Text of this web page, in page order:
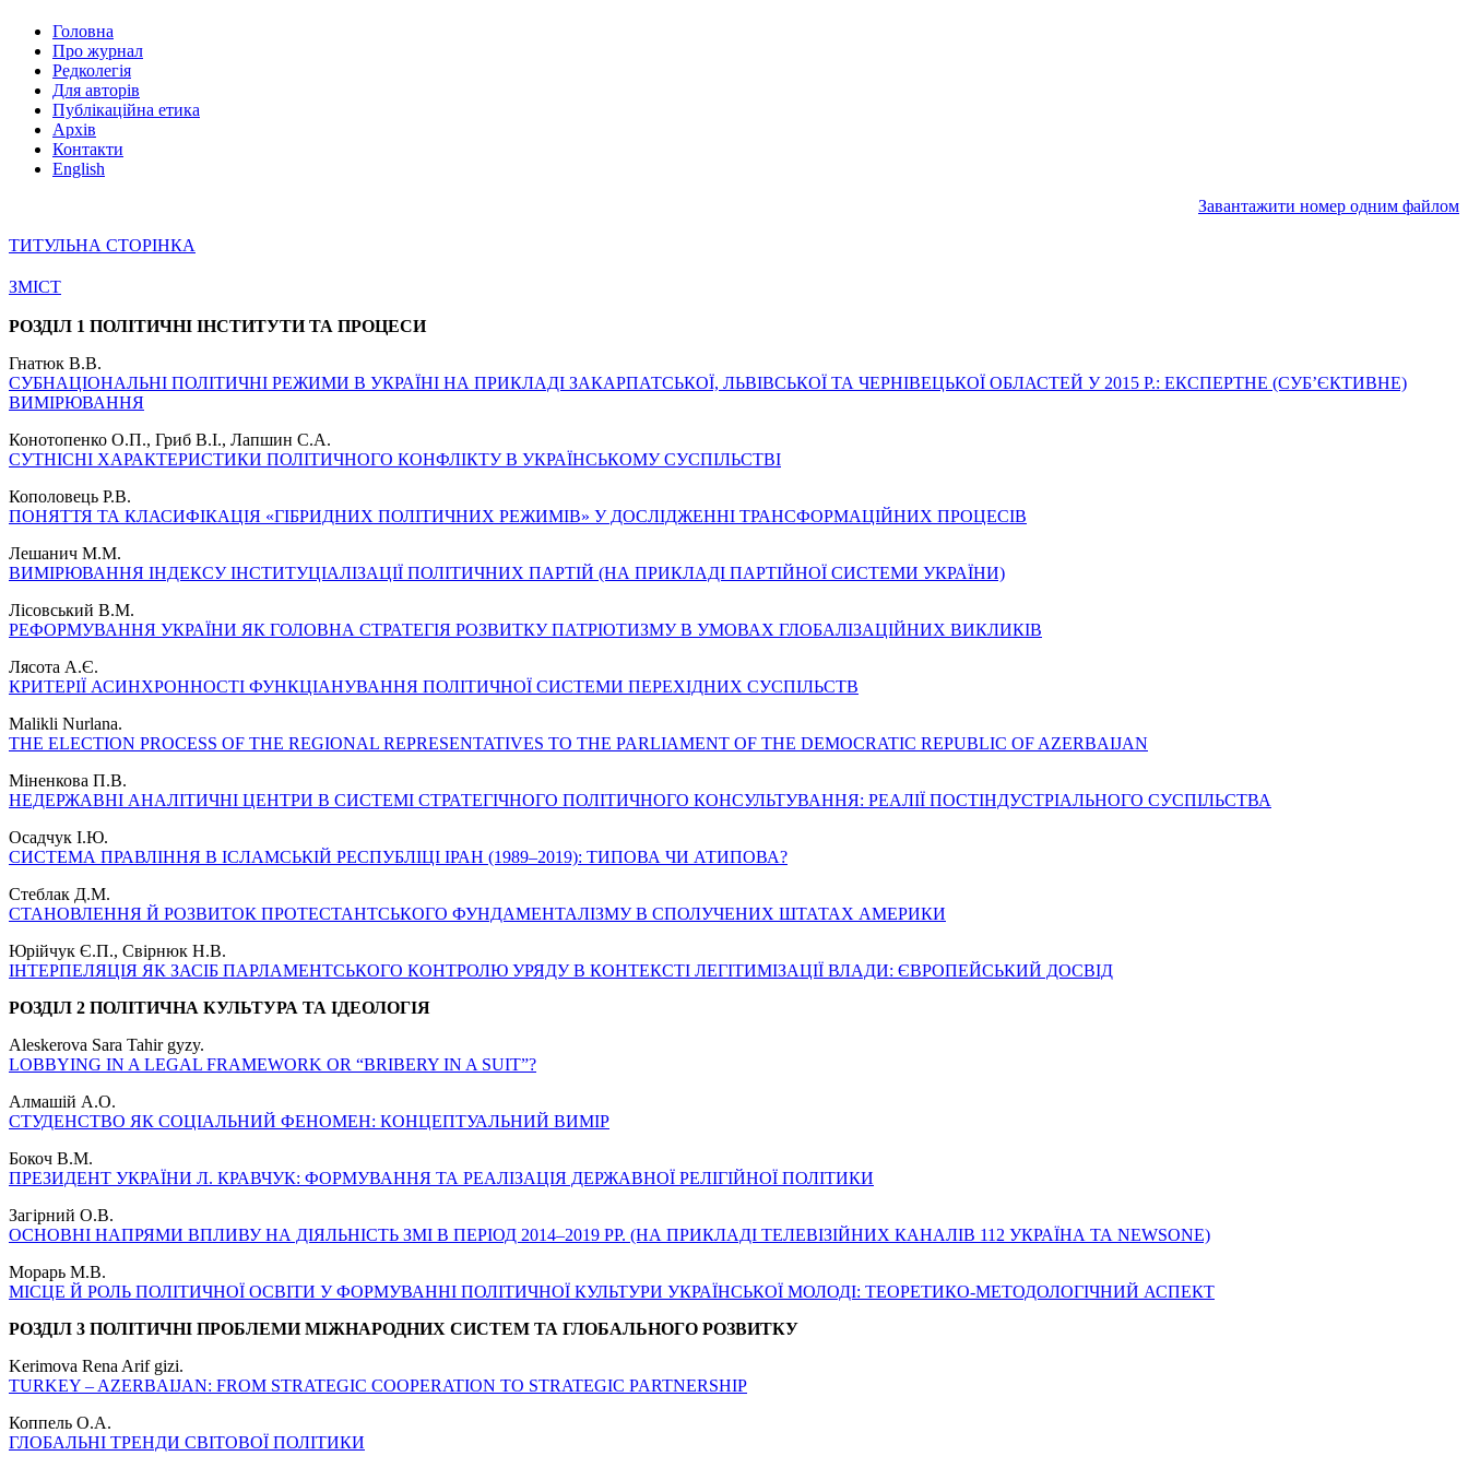
Головна
Про журнал
Редколегія
Для авторів
Публікаційна етика
Архів
Контакти
English
Завантажити номер одним файлом
ТИТУЛЬНА СТОРІНКА
ЗМІСТ
РОЗДІЛ 1 ПОЛІТИЧНІ ІНСТИТУТИ ТА ПРОЦЕСИ
Гнатюк В.В.
СУБНАЦІОНАЛЬНІ ПОЛІТИЧНІ РЕЖИМИ В УКРАЇНІ НА ПРИКЛАДІ ЗАКАРПАТСЬКОЇ, ЛЬВІВСЬКОЇ ТА ЧЕРНІВЕЦЬКОЇ ОБЛАСТЕЙ У 2015 Р.: ЕКСПЕРТНЕ (СУБ’ЄКТИВНЕ)
ВИМІРЮВАННЯ
Конотопенко О.П., Гриб В.І., Лапшин С.А.
СУТНІСНІ ХАРАКТЕРИСТИКИ ПОЛІТИЧНОГО КОНФЛІКТУ В УКРАЇНСЬКОМУ СУСПІЛЬСТВІ
Кополовець Р.В.
ПОНЯТТЯ ТА КЛАСИФІКАЦІЯ «ГІБРИДНИХ ПОЛІТИЧНИХ РЕЖИМІВ» У ДОСЛІДЖЕННІ ТРАНСФОРМАЦІЙНИХ ПРОЦЕСІВ
Лешанич М.М.
ВИМІРЮВАННЯ ІНДЕКСУ ІНСТИТУЦІАЛІЗАЦІЇ ПОЛІТИЧНИХ ПАРТІЙ (НА ПРИКЛАДІ ПАРТІЙНОЇ СИСТЕМИ УКРАЇНИ)
Лісовський В.М.
РЕФОРМУВАННЯ УКРАЇНИ ЯК ГОЛОВНА СТРАТЕГІЯ РОЗВИТКУ ПАТРІОТИЗМУ В УМОВАХ ГЛОБАЛІЗАЦІЙНИХ ВИКЛИКІВ
Лясота А.Є.
КРИТЕРІЇ АСИНХРОННОСТІ ФУНКЦІАНУВАННЯ ПОЛІТИЧНОЇ СИСТЕМИ ПЕРЕХІДНИХ СУСПІЛЬСТВ
Malikli Nurlana.
THE ELECTION PROCESS OF THE REGIONAL REPRESENTATIVES TO THE PARLIAMENT OF THE DEMOCRATIC REPUBLIC OF AZERBAIJAN
Міненкова П.В.
НЕДЕРЖАВНІ АНАЛІТИЧНІ ЦЕНТРИ В СИСТЕМІ СТРАТЕГІЧНОГО ПОЛІТИЧНОГО КОНСУЛЬТУВАННЯ: РЕАЛІЇ ПОСТІНДУСТРІАЛЬНОГО СУСПІЛЬСТВА
Осадчук І.Ю.
СИСТЕМА ПРАВЛІННЯ В ІСЛАМСЬКІЙ РЕСПУБЛІЦІ ІРАН (1989–2019): ТИПОВА ЧИ АТИПОВА?
Стеблак Д.М.
СТАНОВЛЕННЯ Й РОЗВИТОК ПРОТЕСТАНТСЬКОГО ФУНДАМЕНТАЛІЗМУ В СПОЛУЧЕНИХ ШТАТАХ АМЕРИКИ
Юрійчук Є.П., Свірнюк Н.В.
ІНТЕРПЕЛЯЦІЯ ЯК ЗАСІБ ПАРЛАМЕНТСЬКОГО КОНТРОЛЮ УРЯДУ В КОНТЕКСТІ ЛЕГІТИМІЗАЦІЇ ВЛАДИ: ЄВРОПЕЙСЬКИЙ ДОСВІД
РОЗДІЛ 2 ПОЛІТИЧНА КУЛЬТУРА ТА ІДЕОЛОГІЯ
Aleskerova Sara Tahir gyzy.
LOBBYING IN A LEGAL FRAMEWORK OR “BRIBERY IN A SUIT”?
Алмашій А.О.
СТУДЕНСТВО ЯК СОЦІАЛЬНИЙ ФЕНОМЕН: КОНЦЕПТУАЛЬНИЙ ВИМІР
Бокоч В.М.
ПРЕЗИДЕНТ УКРАЇНИ Л. КРАВЧУК: ФОРМУВАННЯ ТА РЕАЛІЗАЦІЯ ДЕРЖАВНОЇ РЕЛІГІЙНОЇ ПОЛІТИКИ
Загірний О.В.
ОСНОВНІ НАПРЯМИ ВПЛИВУ НА ДІЯЛЬНІСТЬ ЗМІ В ПЕРІОД 2014–2019 РР. (НА ПРИКЛАДІ ТЕЛЕВІЗІЙНИХ КАНАЛІВ 112 УКРАЇНА ТА NEWSONE)
Морарь М.В.
МІСЦЕ Й РОЛЬ ПОЛІТИЧНОЇ ОСВІТИ У ФОРМУВАННІ ПОЛІТИЧНОЇ КУЛЬТУРИ УКРАЇНСЬКОЇ МОЛОДІ: ТЕОРЕТИКО-МЕТОДОЛОГІЧНИЙ АСПЕКТ
РОЗДІЛ 3 ПОЛІТИЧНІ ПРОБЛЕМИ МІЖНАРОДНИХ СИСТЕМ ТА ГЛОБАЛЬНОГО РОЗВИТКУ
Kerimova Rena Arif gizi.
TURKEY – AZERBAIJAN: FROM STRATEGIC COOPERATION TO STRATEGIC PARTNERSHIP
Коппель О.А.
ГЛОБАЛЬНІ ТРЕНДИ СВІТОВОЇ ПОЛІТИКИ